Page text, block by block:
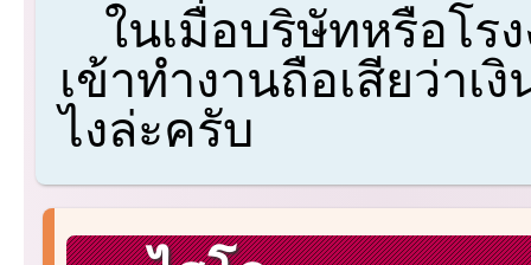
ในเมื่อบริษัทหรือโร
เข้าทำงานถือเสียว่าเ
ไงล่ะครับ